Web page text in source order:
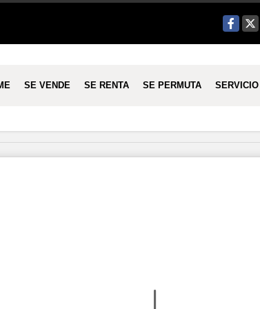
Facebook
X
SE VENDE SE RENTA SE PERMUTA SERVICIO